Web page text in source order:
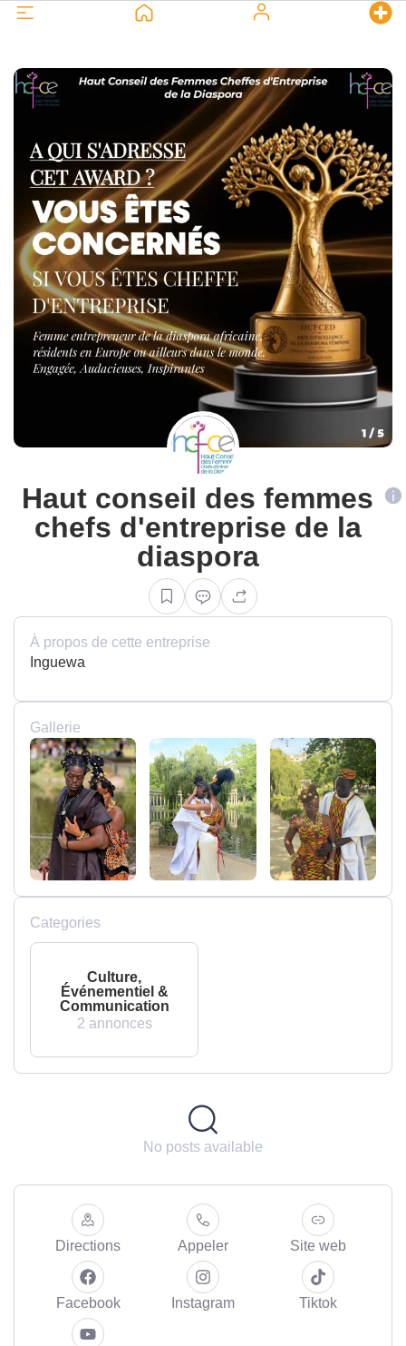
Haut conseil des femmes
chefs d'entreprise de la
diaspora
À propos de cette entreprise
Inguewa
Gallerie
Categories
Culture,
Événementiel &
Communication
2 annonces
No posts available
Directions Appeler Site web
Facebook Instagram Tiktok